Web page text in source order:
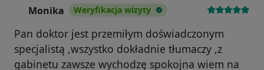
Monika Weryfikacja wizyty
Pan doktor jest przemiłym doświadczonym
specjalistą ,wszystko dokładnie tłumaczy ,z
gabinetu zawsze wychodzę spokojna wiem na